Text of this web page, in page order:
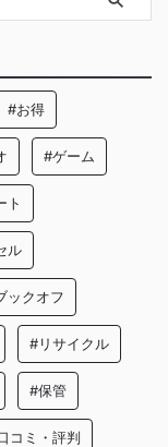
#お得
#ゲーム
ト
ル
ックオフ
#リサイクル
#保管
コミ・評判